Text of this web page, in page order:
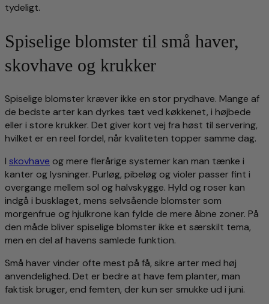
tydeligt.
Spiselige blomster til små haver,
skovhave og krukker
Spiselige blomster kræver ikke en stor prydhave. Mange af
de bedste arter kan dyrkes tæt ved køkkenet, i højbede
eller i store krukker. Det giver kort vej fra høst til servering,
hvilket er en reel fordel, når kvaliteten topper samme dag.
I skovhave og mere flerårige systemer kan man tænke i
kanter og lysninger. Purløg, pibeløg og violer passer fint i
overgange mellem sol og halvskygge. Hyld og roser kan
indgå i busklaget, mens selvsående blomster som
morgenfrue og hjulkrone kan fylde de mere åbne zoner. På
den måde bliver spiselige blomster ikke et særskilt tema,
men en del af havens samlede funktion.
Små haver vinder ofte mest på få, sikre arter med høj
anvendelighed. Det er bedre at have fem planter, man
faktisk bruger, end femten, der kun ser smukke ud i juni.